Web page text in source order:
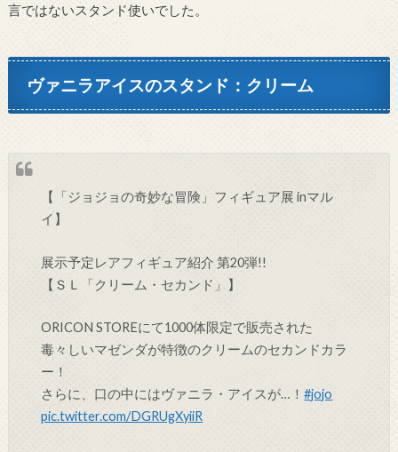
言ではないスタンド使いでした。
ヴァニラアイスのスタンド：クリーム
【「ジョジョの奇妙な冒険」フィギュア展 inマル
イ】
展示予定レアフィギュア紹介 第20弾!!
【ＳＬ「クリーム・セカンド」】
ORICON STOREにて1000体限定で販売された
毒々しいマゼンダが特徴のクリームのセカンドカラ
ー！
さらに、口の中にはヴァニラ・アイスが…！#jojo
pic.twitter.com/DGRUgXyiiR